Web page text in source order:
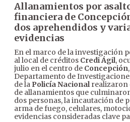
Allanamientos por
financiera de
dos aprehendidos y
evidencias
En el marco de la investigación
al local de créditos Credi Ágil,
julio en el centro de Concepción
Departamento de
de la Policía Nacionalrealizaron
de allanamientos que
dos personas, la incautación de
arma de fuego, celulares,
evidencias consideradas clave